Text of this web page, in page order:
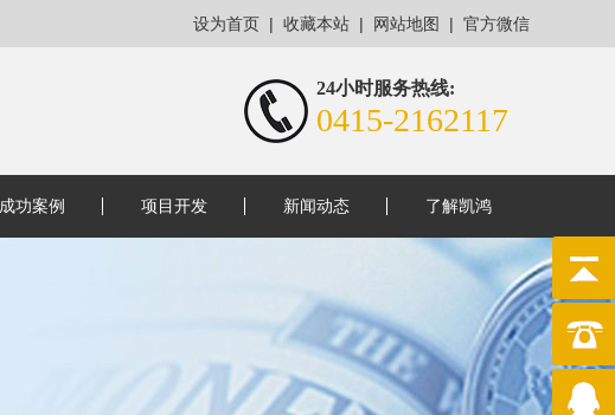
设为首页 | 收藏本站 | 网站地图 | 官方微信
24小时服务热线:
0415-2162117
成功案例 项目开发 新闻动态 了解凯鸿